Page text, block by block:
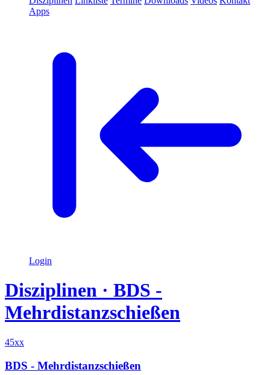
Apps
Login
Disziplinen · BDS -
Mehrdistanzschießen
45xx
BDS - Mehrdistanzschießen